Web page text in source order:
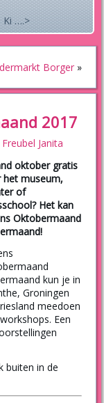
Ki ….>
Borger»
2017
Freubel Janita
oktober gratis
het museum,
of
Het kan
Oktobermaand
kun je in
Groningen
meedoen
Een
buiten in de